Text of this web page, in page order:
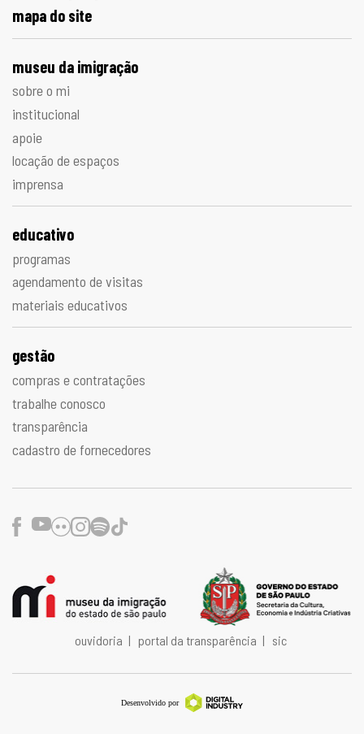
mapa do site
museu da imigração
sobre o mi
institucional
apoie
locação de espaços
imprensa
educativo
programas
agendamento de visitas
materiais educativos
gestão
compras e contratações
trabalhe conosco
transparência
cadastro de fornecedores
Facebook
Youtube
FlickrInstagram
Spotify
TikTok
ouvidoria | portal da transparência | sic